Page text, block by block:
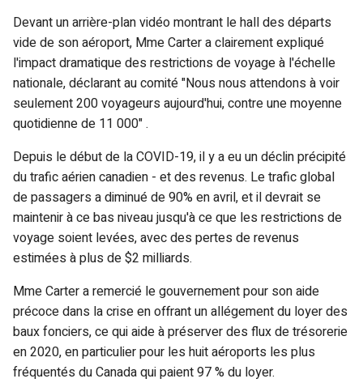
Devant un arrière-plan vidéo montrant le hall des départs
vide de son aéroport, Mme Carter a clairement expliqué
l'impact dramatique des restrictions de voyage à l'échelle
nationale, déclarant au comité "Nous nous attendons à voir
seulement 200 voyageurs aujourd'hui, contre une moyenne
quotidienne de 11 000" .
Depuis le début de la COVID-19, il y a eu un déclin précipité
du trafic aérien canadien - et des revenus. Le trafic global
de passagers a diminué de 90% en avril, et il devrait se
maintenir à ce bas niveau jusqu'à ce que les restrictions de
voyage soient levées, avec des pertes de revenus
estimées à plus de $2 milliards.
Mme Carter a remercié le gouvernement pour son aide
précoce dans la crise en offrant un allégement du loyer des
baux fonciers, ce qui aide à préserver des flux de trésorerie
en 2020, en particulier pour les huit aéroports les plus
fréquentés du Canada qui paient 97 % du loyer.